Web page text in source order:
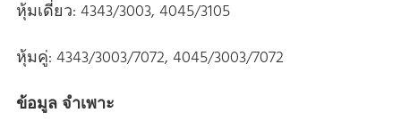
หุ้มเดี่ยว: 4343/3003, 4045/3105
หุ้มคู่: 4343/3003/7072, 4045/3003/7072
ข้อมูล จำเพาะ